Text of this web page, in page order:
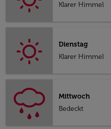
Klarer Himmel
Dienstag
Klarer Himmel
Mittwoch
Bedeckt